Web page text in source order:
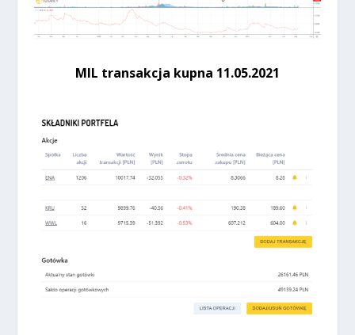
MIL transakcja kupna 11.05.2021